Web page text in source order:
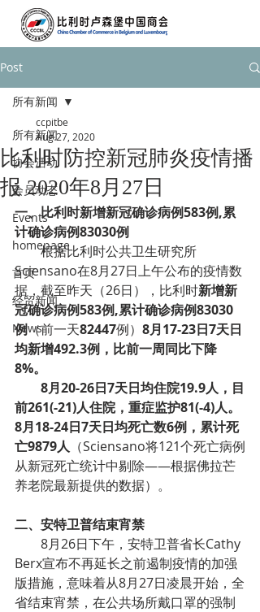
Post
所有新闻
协会活动
会员动态
Events
homepage
首页
经贸新闻
News
所有新闻
比利时防控新冠肺炎疫情播
报 2020年8月27日
ccpitbe
Aug 27, 2020
一、比利时新增新冠确诊病例583例,累
计确诊病例83030例
根据比利时公共卫生研究所
Sciensano在8月27日上午公布的疫情数
据，截至昨天（26日），比利时新增新
冠确诊病例583例,累计确诊病例83030
例（前一天82447例） 8月17-23日7天日
均新增492.3例，比前一周同比下降
8%。
8月20-26日7天日均住院19.9人，目
前261(-21)人住院，重症监护81(-4)人。
8月18-24日7天日均死亡数6例，累计死
亡9879人 （Sciensano将121个死亡病例
从新冠死亡统计中剔除——根据佛拉芒
养老院最新提供的数据）。
二、安特卫普结束宵禁
8月26日下午，安特卫普省长Cathy
Berx宣布不再延长之前遏制疫情的加强
版措施，意味着从8月27日凌晨开始，全
省结束宵禁，在公共场所戴口罩的强制